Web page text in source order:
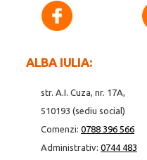
ALBA IULIA:
str. A.I. Cuza, nr. 17A,
510193 (sediu social)
Comenzi: 0788 396 566
Administrativ: 0744 483